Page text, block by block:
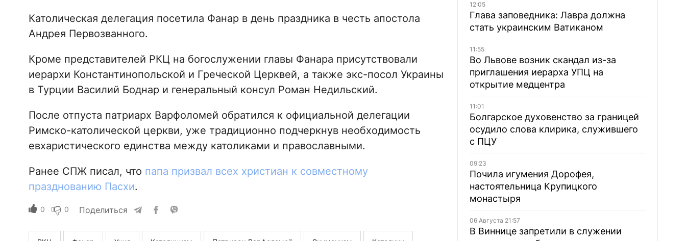
Католическая делегация посетила Фанар в день праздника в честь апостола
Андрея Первозванного.
Кроме представителей РКЦ на богослужении главы Фанара присутствовали
иерархи Константинопольской и Греческой Церквей, а также экс-посол Украины
в Турции Василий Боднар и генеральный консул Роман Недильский.
После отпуста патриарх Варфоломей обратился к официальной делегации
Римско-католической церкви, уже традиционно подчеркнув необходимость
евхаристического единства между католиками и православными.
Ранее СПЖ писал, что папа призвал всех христиан к совместному
празднованию Пасхи.
0 0 Поделиться
12:05
Глава заповедника: Лавра должна
стать украинским Ватиканом
11:55
Во Львове возник скандал из-за
приглашения иерарха УПЦ на
открытие медцентра
11:01
Болгарское духовенство за границей
осудило слова клирика, служившего
с ПЦУ
09:23
Почила игумения Дорофея,
настоятельница Крупицкого
монастыря
06 Августа 21:57
В Виннице запретили в служении